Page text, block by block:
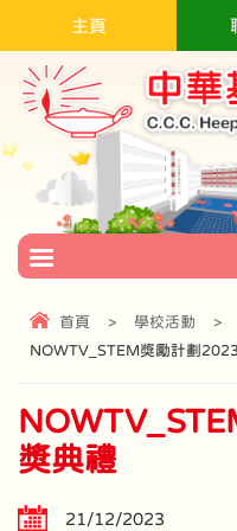
主頁
首頁 > 學校活動
>
NOWTV_STEM獎勵計劃
獎典禮
21/12/2023